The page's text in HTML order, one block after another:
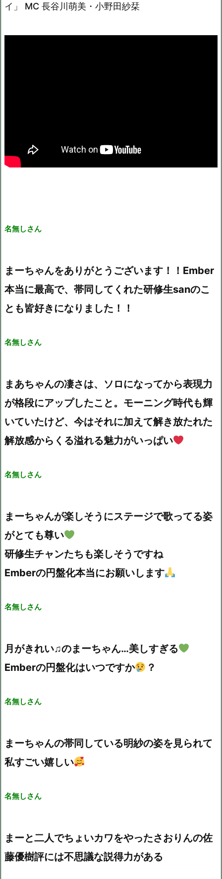
イ」 MC 長谷川萌美・小野田紗栞
名無しさん
まーちゃんをありがとうございます！！Ember
本当に最高で、帯同してくれた研修生sanのこ
とも皆好きになりました！！
名無しさん
まあちゃんの凄さは、ソロになってから表現力
が格段にアップしたこと。モーニング時代も輝
いていたけど、今はそれに加えて解き放たれた
解放感からくる溢れる魅力がいっぱい
名無しさん
まーちゃんが楽しそうにステージで歌ってる姿
がとても尊い
研修生チャンたちも楽しそうですね
Emberの円盤化本当にお願いします
名無しさん
月がきれい♫のまーちゃん…美しすぎる
Emberの円盤化はいつですか
？
名無しさん
まーちゃんの帯同している明紗の姿を見られて
私すごい嬉しい
名無しさん
まーと二人でちょいカワをやったさおりんの佐
藤優樹評には不思議な説得力がある